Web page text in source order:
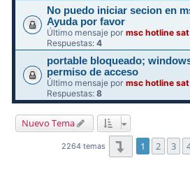
No puedo iniciar secion en
Ayuda por favor
Último mensaje pormsc hotline sat
Respuestas:4
portable bloqueado;
permiso de acceso
Último mensaje pormsc hotline sat
Respuestas:8
Nuevo Tema
2264 temas Página1 de 74
1 2 3